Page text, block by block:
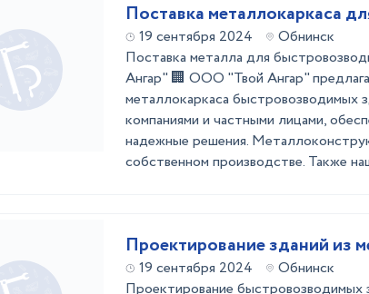
Поставка металлокаркаса
19 сентября 2024
Обнинск
Поставка металла для
Ангар" 🏢 ООО "Твой Ангар"
металлокаркаса быстровозводимых
компаниями и частными лицами,
надежные решения.
собственном производстве. Также
Проектирование зданий из
19 сентября 2024
Обнинск
Проектирование